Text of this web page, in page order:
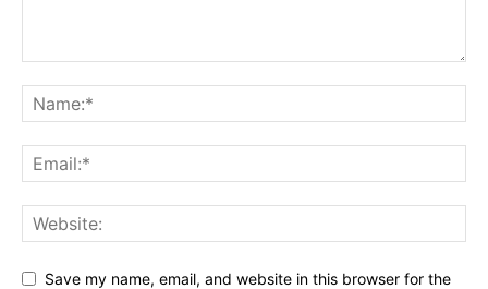
Save my name, email, and website in this browser for the